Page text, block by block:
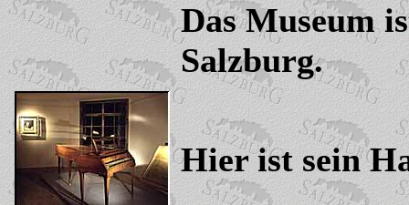
Das Museum
Salzburg.
Hier ist sein